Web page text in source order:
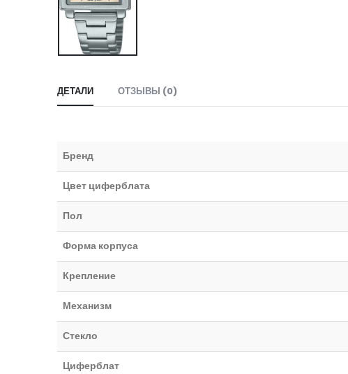
ДЕТАЛИ ОТЗЫВЫ (0)
Бренд
Цвет циферблата
Пол
Форма корпуса
Крепление
Механизм
Стекло
Циферблат